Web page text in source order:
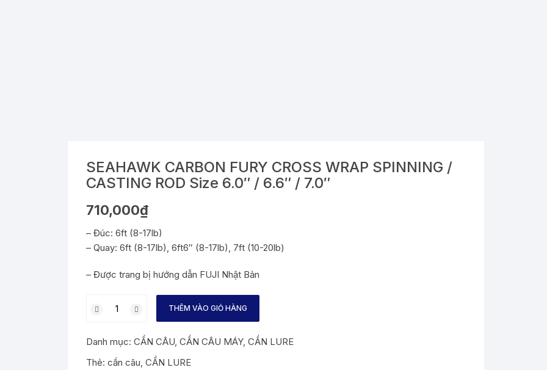
SEAHAWK CARBON FURY CROSS WRAP SPINNING /
CASTING ROD Size 6.0″ / 6.6″ / 7.0″
710,000₫
– Đúc: 6ft (8-17lb)
– Quay: 6ft (8-17lb), 6ft6″ (8-17lb), 7ft (10-20lb)
– Được trang bị hướng dẫn FUJI Nhật Bản
CARBON
CROSS
WRAP
THÊM VÀO GIỎ HÀNG
Danh mục: CẦN CÂU, CẦN CÂU MÁY, CẦN LURE
Thẻ: cần câu, CẦN LURE